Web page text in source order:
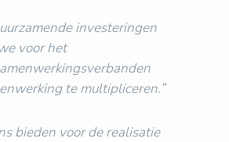
investeringen
voor het
te multipliceren.”
bieden voor de realisatie